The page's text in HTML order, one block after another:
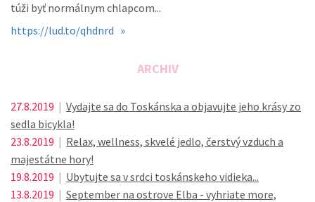
túži byť normálnym chlapcom...
https://lud.to/qhdnrd »
ARCHIV
27.8.2019 | Vydajte sa do Toskánska a objavujte jeho krásy zo
sedla bicykla!
23.8.2019 | Relax, wellness, skvelé jedlo, čerstvý vzduch a
majestátne hory!
19.8.2019 | Ubytujte sa v srdci toskánskeho vidieka...
13.8.2019 | September na ostrove Elba - vyhriate more,